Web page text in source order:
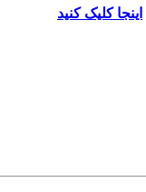
اینجا کلیک کنید